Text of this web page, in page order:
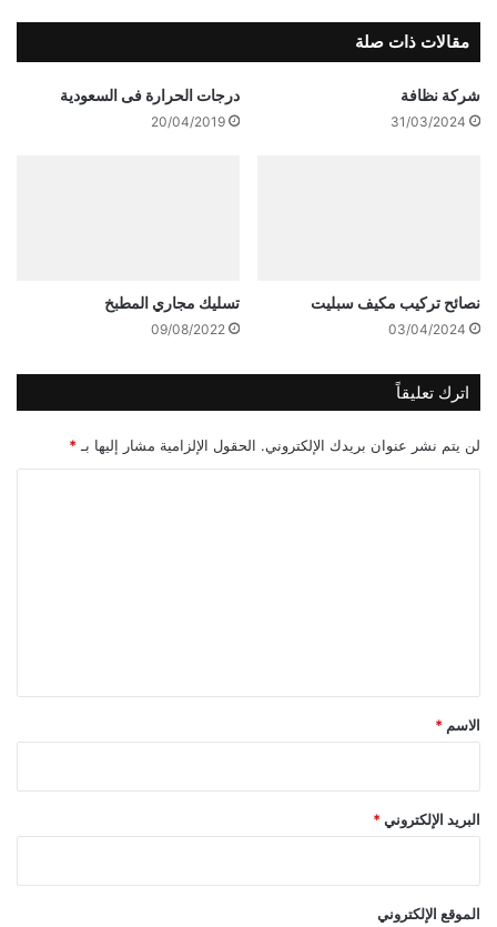
مقالات ذات صلة
شركة نظافة
31/03/2024
درجات الحرارة فى السعودية
20/04/2019
نصائح تركيب مكيف سبليت
03/04/2024
تسليك مجاري المطبخ
09/08/2022
اترك تعليقاً
لن يتم نشر عنوان بريدك الإلكتروني. الحقول الإلزامية مشار إليها بـ *
*
الاسم *
البريد الإلكتروني *
الموقع الإلكتروني